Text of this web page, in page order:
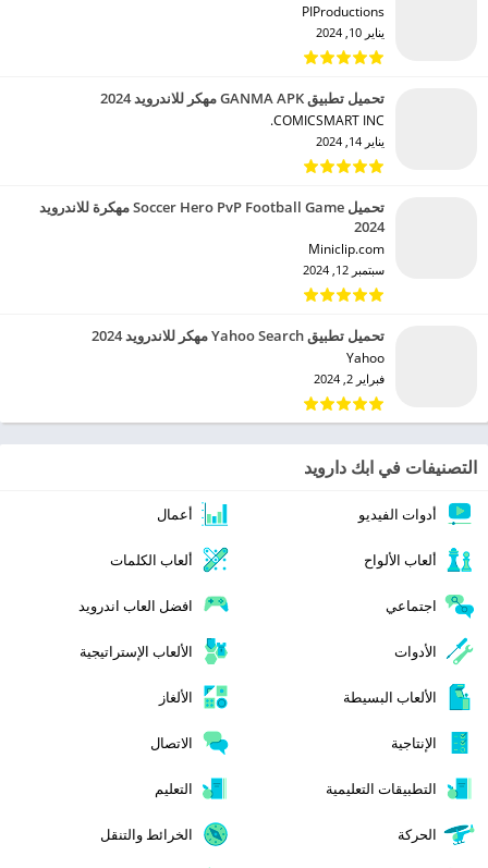
PIProductions‏
يناير 10, 2024
تحميل تطبيق GANMA APK مهكر للاندرويد 2024
COMICSMART INC.‏
يناير 14, 2024
تحميل Soccer Hero PvP Football Game مهكرة للاندرويد
2024
Miniclip.com‏
سبتمبر 12, 2024
تحميل تطبيق Yahoo Search مهكر للاندرويد 2024
Yahoo‏
فبراير 2, 2024
التصنيفات في ابك دارويد
أدوات الفيديو أعمال
ألعاب الألواح ألعاب الكلمات
اجتماعي افضل العاب اندرويد
الأدوات الألعاب الإستراتيجية
الألعاب البسيطة الألغاز
الإنتاجية الاتصال
التطبيقات التعليمية التعليم
الحركة الخرائط والتنقل